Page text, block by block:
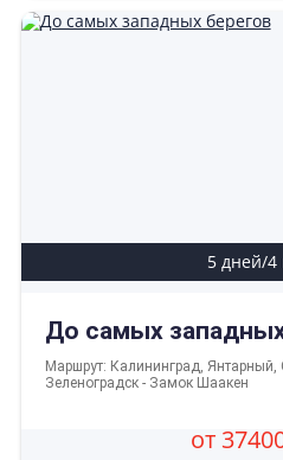
5 дней/4
До самых
Маршрут: Калининград, Янтарный,
Зеленоградск - Замок Шаакен
от